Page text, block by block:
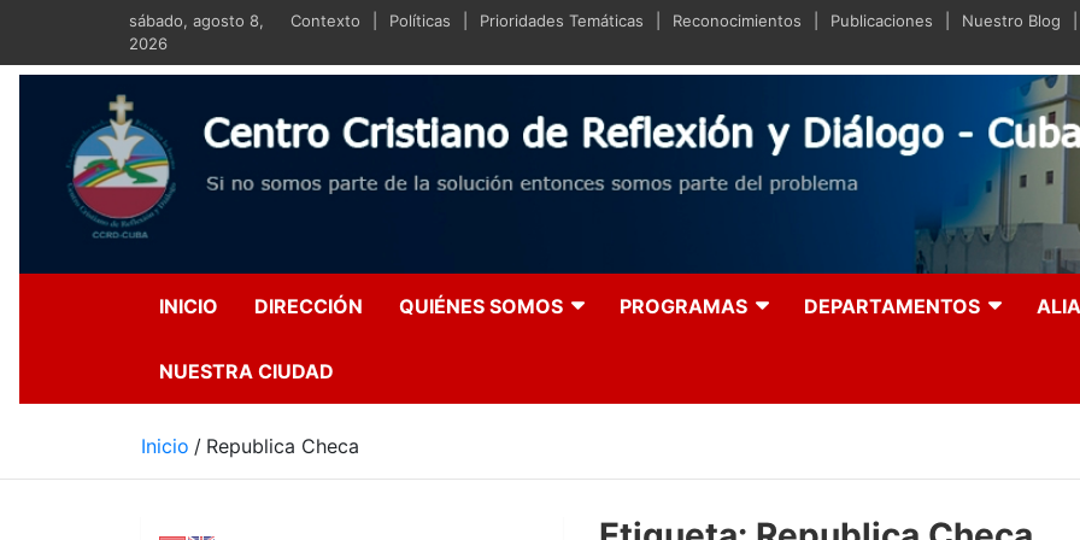
contenido
sábado, agosto 8,
2026
Contexto Políticas Prioridades Temáticas Reconocimientos Publicaciones Nuestro Blog
Centro Cristiano de Reflexión y
Si no somos parte de la solución entonces somos parte del problema
INICIO DIRECCIÓN QUIÉNES SOMOS PROGRAMAS DEPARTAMENTOS
NUESTRA CIUDAD
Inicio Republica Checa